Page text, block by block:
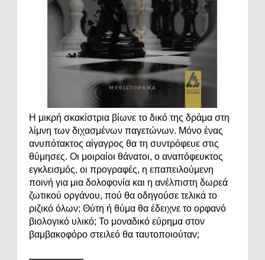
Η μικρή σκακίστρια βίωνε το δικό της δράμα στη
λίμνη των διχασμένων παγετώνων. Μόνο ένας
ανυπότακτος αίγαγρος θα τη συντρόφευε στις
θύμησες. Οι μοιραίοι θάνατοι, ο αναπόφευκτος
εγκλεισμός, οι προγραφές, η επαπειλούμενη
ποινή για μια δολοφονία και η ανέλπιστη δωρεά
ζωτικού οργάνου, πού θα οδηγούσε τελικά το
ριζικό όλων; Θύτη ή θύμα θα έδειχνε το ορφανό
βιολογικό υλικό; Το μοναδικό εύρημα στον
βαμβακοφόρο στειλεό θα ταυτοποιούταν;